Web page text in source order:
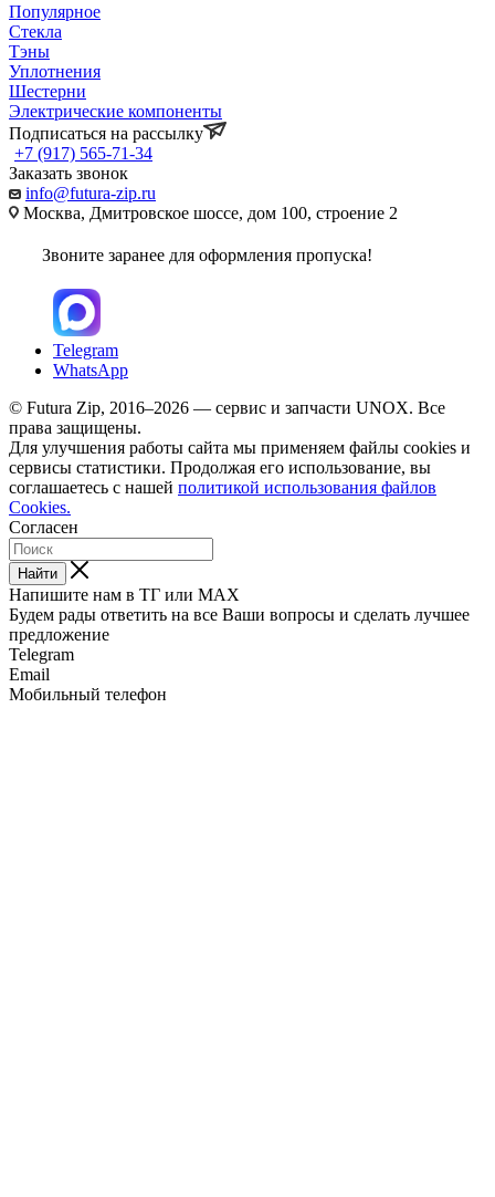
Популярное
Стекла
Тэны
Уплотнения
Шестерни
Электрические компоненты
Подписаться на рассылку
+7 (917) 565-71-34
Заказать звонок
info@futura-zip.ru
Москва, Дмитровское шоссе, дом 100, строение 2
Звоните заранее для оформления пропуска!
Telegram
WhatsApp
© Futura Zip, 2016–2026 — сервис и запчасти UNOX. Все
права защищены.
Для улучшения работы сайта мы применяем файлы cookies и
сервисы статистики. Продолжая его использование, вы
соглашаетесь с нашей политикой использования файлов
Cookies.
Согласен
Найти
Напишите нам в ТГ или MAX
Будем рады ответить на все Ваши вопросы и сделать лучшее
предложение
Telegram
Email
Мобильный телефон